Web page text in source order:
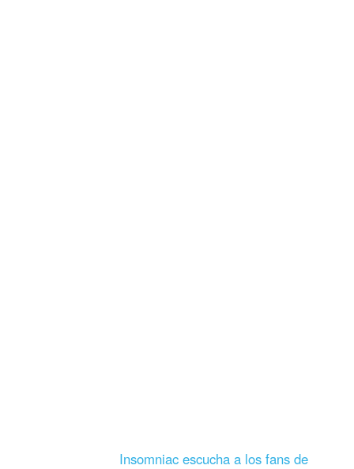
Insomniac escucha a los fans de